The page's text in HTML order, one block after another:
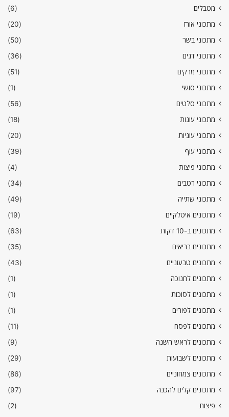
מטבלים
(6)
מתכוני אורז
(20)
מתכוני בשר
(50)
מתכוני דגים
(36)
מתכוני מרקים
(51)
מתכוני סושי
(1)
מתכוני סלטים
(56)
מתכוני עוגות
(18)
מתכוני עוגיות
(20)
מתכוני עוף
(39)
מתכוני פיצות
(4)
מתכוני רטבים
(34)
מתכוני שתייה
(49)
מתכונים איטלקיים
(19)
מתכונים ב-10 דקות
(63)
מתכונים בריאים
(35)
מתכונים טבעוניים
(43)
מתכונים לחנוכה
(1)
מתכונים לסוכות
(1)
מתכונים לפורים
(1)
מתכונים לפסח
(11)
מתכונים לראש השנה
(9)
מתכונים לשבועות
(29)
מתכונים צמחוניים
(86)
מתכונים קלים להכנה
(97)
פיצות
(2)